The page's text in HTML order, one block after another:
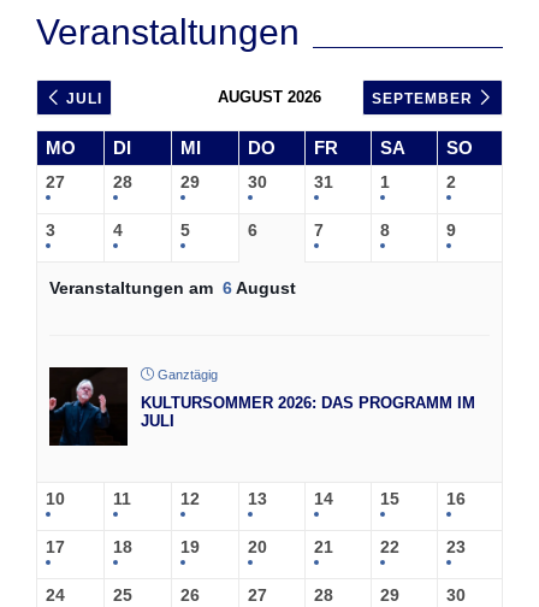
Veranstaltungen
JULI AUGUST 2026 SEPTEMBER
MO DI MI DO FR SA SO
27 28 29 30 31 1 2
3 4 5 6 7 8 9
Veranstaltungen am 6August
Ganztägig
KULTURSOMMER 2026: DAS PROGRAMM IM
JULI
10 11 12 13 14 15 16
17 18 19 20 21 22 23
24 25 26 27 28 29 30